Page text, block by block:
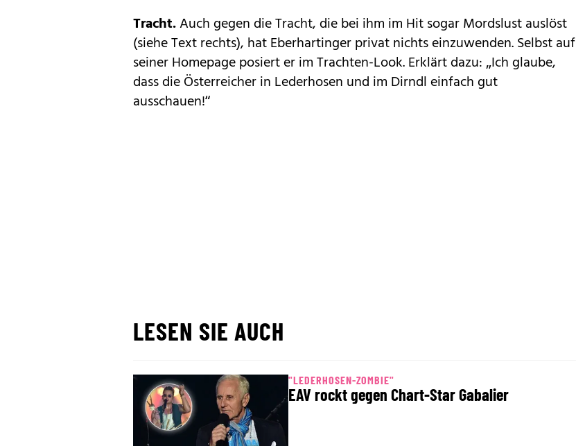
Tracht.Auch gegen die Tracht, die bei ihm im Hit sogar Mordslust auslöst
(siehe Text rechts), hat Eber­hartinger privat nichts einzuwenden. Selbst auf
seiner Homepage posiert er im Trachten-Look. Erklärt dazu: „Ich glaube,
dass die Österreicher in Lederhosen und im Dirndl einfach gut
ausschauen!“
LESEN SIE AUCH
"LEDERHOSEN-ZOMBIE"
EAV rockt gegen Chart-Star Gabalier